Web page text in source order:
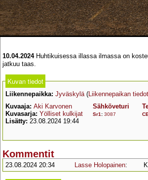
10.04.2024Huhtikuisessa illassa ilmassa on
jatkuu taas.
Kuvan tiedot
Liikennepaikka: Jyväskylä(Liikennepaikan tiedot
Kuvaaja: Aki Karvonen
Kuvasarja: Yölliset kulkijat
Lisätty: 23.08.2024 19:44
Sähköveturi
Sr1 : 3087
Kommentit
23.08.2024 20:34 Lasse Holopainen: